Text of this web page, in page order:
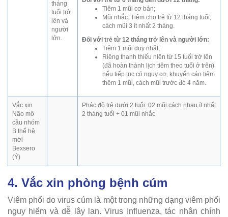
tháng
tuổi trở
lên và
người
lớn.
Tiêm 1 mũi cơ bản;
Mũi nhắc: Tiêm cho trẻ từ 12 tháng tuổi,
cách mũi 3 ít nhất 2 tháng.
Đối với trẻ từ 12 tháng trở lên và người lớn:
Tiêm 1 mũi duy nhất;
Riêng thanh thiếu niên từ 15 tuổi trở lên
(đã hoàn thành lịch tiêm theo tuổi ở trên)
nếu tiếp tục có nguy cơ, khuyến cáo tiêm
thêm 1 mũi, cách mũi trước đó 4 năm.
Vắc xin
Não mô
cầu nhóm
B thế hệ
mới
Bexsero
(Ý)
Phác đồ trẻ dưới 2 tuổi: 02 mũi cách nhau ít nhất
2 tháng tuổi + 01 mũi nhắc
4. Vắc xin phòng bệnh cúm
Viêm phổi do virus cúm là một trong những dạng viêm phổi
nguy hiểm và dễ lây lan. Virus Influenza, tác nhân chính